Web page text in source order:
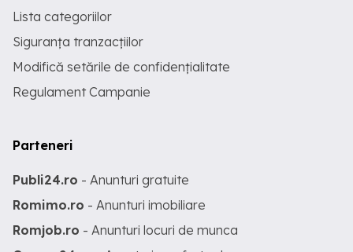
Lista categoriilor
Siguranța tranzacțiilor
Modifică setările de confidențialitate
Regulament Campanie
Parteneri
Publi24.ro - Anunturi gratuite
Romimo.ro - Anunturi imobiliare
Romjob.ro - Anunturi locuri de munca